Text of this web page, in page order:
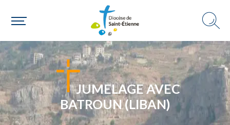
JUMELAGE AVEC
BATROUN (LIBAN)